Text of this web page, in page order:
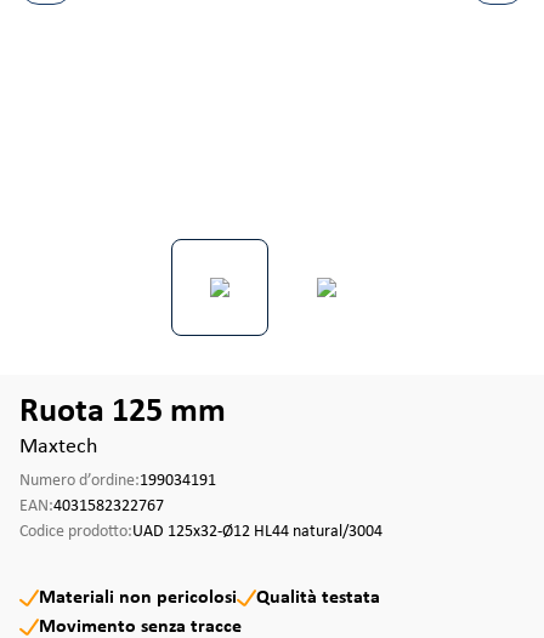
Ruota 125 mm
Maxtech
Numero d’ordine:199034191
EAN:4031582322767
Codice prodotto:UAD 125x32-Ø12 HL44 natural/3004
Materiali non pericolosi
Qualità testata
Movimento senza tracce